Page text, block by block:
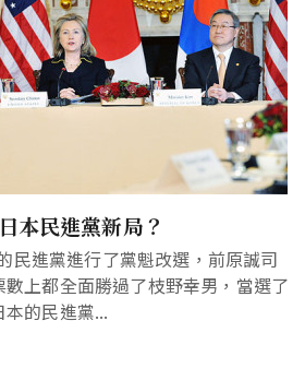
本民進黨新局？
民進黨進行了黨魁改選，前原誠司
上都全面勝過了枝野幸男，當選了
的民進黨...